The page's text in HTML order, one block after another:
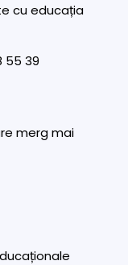
cu educația
merg mai